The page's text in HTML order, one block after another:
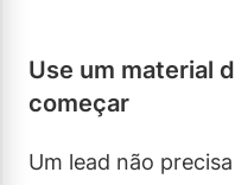
Use um material
começar
Um lead não